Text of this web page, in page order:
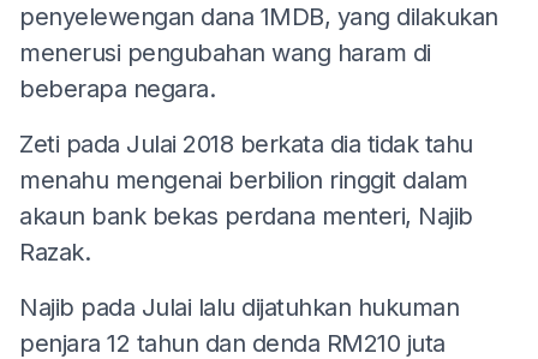
penyelewengan dana 1MDB, yang dilakukan
menerusi pengubahan wang haram di
beberapa negara.
Zeti pada Julai 2018 berkata dia tidak tahu
menahu mengenai berbilion ringgit dalam
akaun bank bekas perdana menteri, Najib
Razak.
Najib pada Julai lalu dijatuhkan hukuman
penjara 12 tahun dan denda RM210 juta